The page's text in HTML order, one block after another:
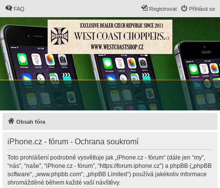
FAQ Přihlásit se
Registrovat
Obsah fóra
iPhone.cz - fórum - Ochrana soukromí
Toto prohlášení podrobně vysvětluje jak „iPhone.cz - fórum“ (dále jen “my”,
“nás”, “naše”, “iPhone.cz - fórum”, “https://forum.iphone.cz”) a phpBB („phpBB
software“, „www.phpbb.com“, „phpBB Limited“) používá jakékoliv informace
shromážděné během každé vaší návštěvy.